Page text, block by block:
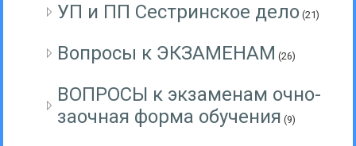
УП и ПП Сестринское дело (21)
Вопросы к ЭКЗАМЕНАМ (26)
ВОПРОСЫ к экзаменам очно-
заочная форма обучения (9)